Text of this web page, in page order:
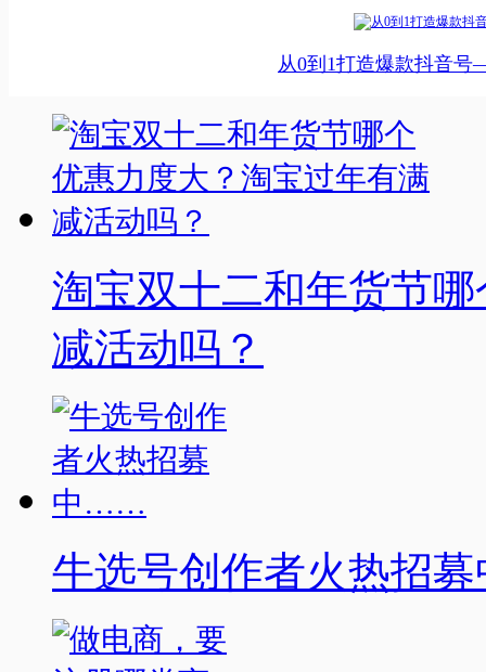
从0到1打造爆款抖音
淘宝双十二和年货节
减活动吗？
牛选号创作者火热招